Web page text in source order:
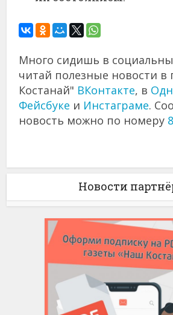
Много сидишь в
читай полезные новости в
Костанай" ВКонтакте, в
Фейсбуке и Инстаграме.
новость можно по номеру
Новости